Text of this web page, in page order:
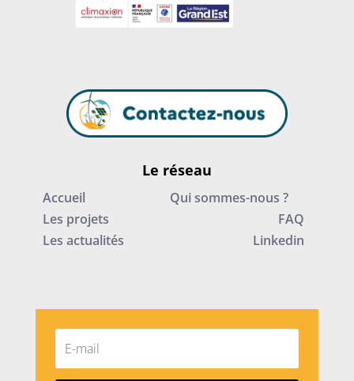
Le réseau
Accueil
Qui sommes-nous ?
Les projets
FAQ
Les actualités
Linkedin